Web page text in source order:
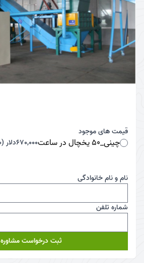
قیمت های موجود
چینی_50 یخچال در ساعت 670,000دلار (0 تومان)
نام و نام خانوادگی
شماره تلفن
ثبت درخواست مشاوره